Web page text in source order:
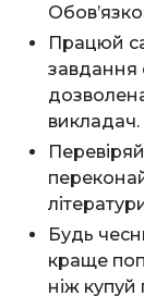
Працюй
завдання
викладач.
Будь
краще
ніж купуй